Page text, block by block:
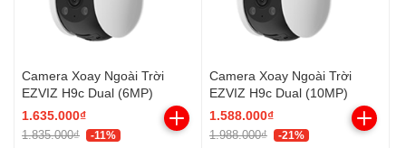
Camera Xoay Ngoài Trời
EZVIZ H9c Dual (6MP)
1.635.000₫
1.835.000₫ -11%
Camera Xoay Ngoài Trời
EZVIZ H9c Dual (10MP)
1.588.000₫
1.988.000₫ -21%